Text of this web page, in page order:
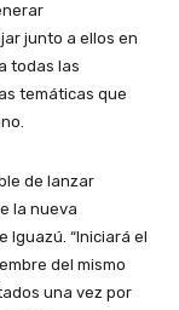
junto a ellos en
todas las
temáticas que
de lanzar
la nueva
Iguazú. “Iniciará el
del mismo
una vez por